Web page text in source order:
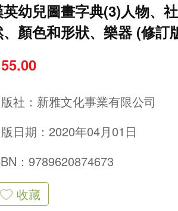
幼兒圖畫字典(3)人物、
顏色和形狀、樂器 (修訂
社： 新雅文化事業有限公司
日期：2020年04月01日
：9789620874673
收藏